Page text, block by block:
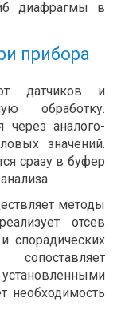
диафрагмы в
прибора
датчиков и
обработку.
через аналого-
значений.
сразу в буфер
методы
отсев
спорадических
необходимость